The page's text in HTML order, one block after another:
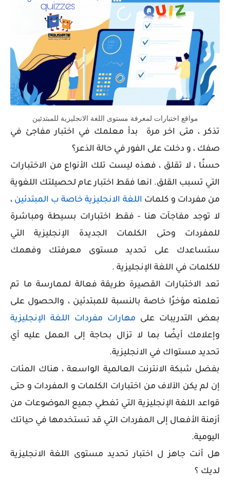
مواقع اختبارات لمعرفة مستوى اللغة الانجليزية للمبتدئين
تذكر ، متى اخر مرة بدأ معلمك في اختبار مفاجئ في
صفك ، و دخلت على الفور في حالة الذعر؟
حسنًا ، لا تقلق ، فهذه ليست تلك الأنواع من الاختبارات
التي تسبب القلق. انها فقط اختبار عام لحصيلتك اللغوية
من مفردات و كلمات اللغة الانجليزية خاصة ب المبتدئين ،
لا توجد مفاجآت هنا - فقط اختبارات بسيطة ومباشرة
للمفردات وحتى الكلمات الجديدة الإنجليزية التي
ستساعدك على تحديد مستوى معرفتك وفهمك
للكلمات في اللغة الإنجليزية .
تعد الاختبارات القصيرة طريقة فعالة لممارسة ما تم
تعلمته مؤخرًا خاصة بالنسبة للمبتدئين ، والحصول على
بعض التدريبات على مهارات مفردات اللغة الإنجليزية
وإعلامك أيضًا بما لا تزال بحاجة إلى العمل عليه أي
تحديد مستواك في الانجليزية.
بفضل شبكة الانترنت العالمية الواسعة ، هناك المئات
إن لم يكن الآلاف من اختبارات الكلمات و المفردات و حتى
قواعد اللغة الإنجليزية التي تغطي جميع الموضوعات من
أزمنة الأفعال إلى المفردات التي قد تستخدمها في حياتك
اليومية.
هل أنت جاهز ل اختبار تحديد مستوى اللغة الانجليزية
لديك ؟